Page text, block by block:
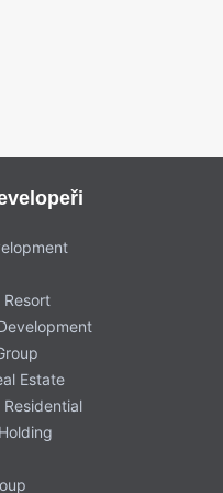
Estate
Residential